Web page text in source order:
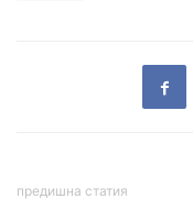
предишна статия